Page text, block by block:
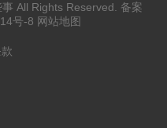
All Rights Reserved. 备案
号-8 网站地图